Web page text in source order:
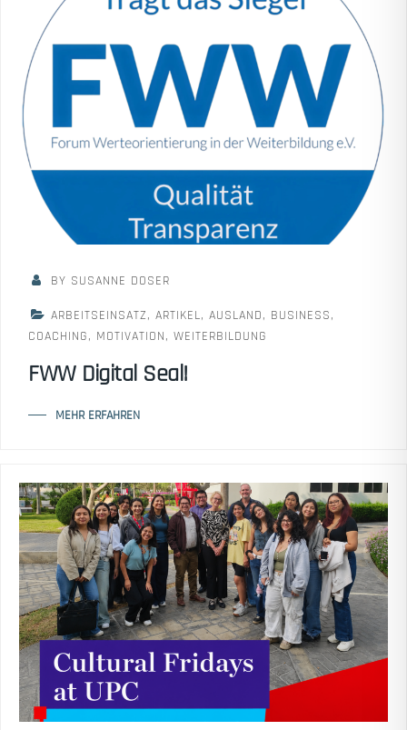
BY SUSANNE DOSER
ARBEITSEINSATZ, ARTIKEL, AUSLAND, BUSINESS,
COACHING, MOTIVATION, WEITERBILDUNG
FWW Digital Seal!
MEHR ERFAHREN